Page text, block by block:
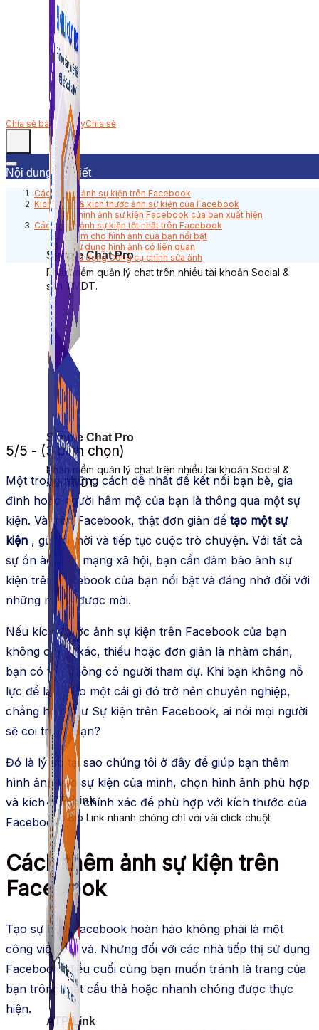
Simple Chat Pro
Phần mềm quản lý chat trên nhiều tài khoản Social &
sàn TMDT.
ATP Link
Tạo Bio Link nhanh chóng chỉ với vài click chuột
Simple Chat Pro
Phần mềm quản lý chat trên nhiều tài khoản Social &
sàn TMDT.
ATP Link
Chia sẻ bài viết nàyChia sẻ
Nội dung bài viết
Cách thêm ảnh sự kiện trên Facebook
Kích thước & kích thước ảnh sự kiện của Facebook
Nơi hình ảnh sự kiện Facebook của bạn xuất hiện
Cách chọn ảnh sự kiện tốt nhất trên Facebook
1. Làm cho hình ảnh của bạn nổi bật
2. Sử dụng hình ảnh có liên quan
3. Sử dụng Công cụ chỉnh sửa ảnh
5/5 - (3 bình chọn)
Một trong những cách dễ nhất để kết nối bạn bè, gia
đình hoặc người hâm mộ của bạn là thông qua một sự
kiện. Và trên Facebook, thật đơn giản để tạo một sự
kiện , gửi lời mời và tiếp tục cuộc trò chuyện. Với tất cả
sự ồn ào trên mạng xã hội, bạn cần đảm bảo ảnh sự
kiện trên Facebook của bạn nổi bật và đáng nhớ đối với
những người được mời.
Nếu kích thước ảnh sự kiện trên Facebook của bạn
không chính xác, thiếu hoặc đơn giản là nhàm chán,
bạn có thể không có người tham dự. Khi bạn không nỗ
lực để làm cho một cái gì đó trở nên chuyên nghiệp,
chẳng hạn như Sự kiện trên Facebook, ai nói mọi người
sẽ coi trọng bạn?
Đó là lý do tại sao chúng tôi ở đây để giúp bạn thêm
hình ảnh vào sự kiện của mình, chọn hình ảnh phù hợp
và kích thước chính xác để phù hợp với kích thước của
Facebook.
Cách thêm ảnh sự kiện trên
Facebook
Tạo sự kiện Facebook hoàn hảo không phải là một
công việc vất vả. Nhưng đối với các nhà tiếp thị sử dụng
Facebook, điều cuối cùng bạn muốn tránh là trang của
bạn trông thật cẩu thả hoặc nhanh chóng được thực
hiện.